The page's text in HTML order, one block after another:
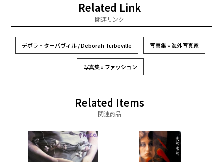
Related Link
関連リンク
デボラ・ターバヴィル / Deborah Turbeville 写真集 » 海外写真家
写真集 » ファッション
Related Items
関連商品